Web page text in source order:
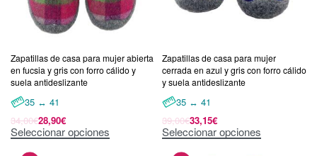
Zapatillas de casa para mujer abierta
en fucsia y gris con forro cálido y
suela antideslizante
35 ↔ 41
34,00€28,90€
Seleccionar opciones
Zapatillas de casa para mujer
cerrada en azul y gris con forro cálido
y suela antideslizante
35 ↔ 41
39,00€33,15€
Seleccionar opciones